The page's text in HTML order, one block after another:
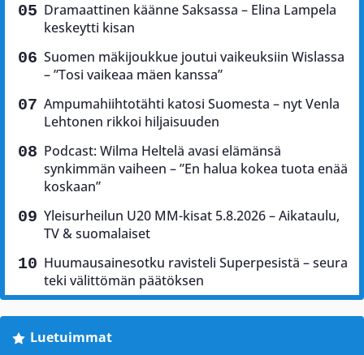
Dramaattinen käänne Saksassa – Elina Lampela
keskeytti kisan
Suomen mäkijoukkue joutui vaikeuksiin Wislassa
– ”Tosi vaikeaa mäen kanssa”
Ampumahiihtotähti katosi Suomesta – nyt Venla
Lehtonen rikkoi hiljaisuuden
Podcast: Wilma Heltelä avasi elämänsä
synkimmän vaiheen – ”En halua kokea tuota enää
koskaan”
Yleisurheilun U20 MM-kisat 5.8.2026 – Aikataulu,
TV & suomalaiset
Huumausainesotku ravisteli Superpesistä – seura
teki välittömän päätöksen
Luetuimmat